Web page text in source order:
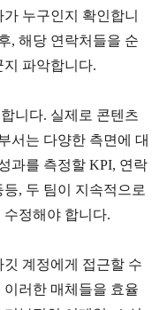
누구인지 확인합니
, 해당 연락처들을 순
파악합니다.
니다. 실제로 콘텐츠
서는 다양한 측면에 대
과를 측정할 KPI, 연락
, 두 팀이 지속적으로
정해야 합니다.
계정에게 접근할 수
러한 매체들을 효율